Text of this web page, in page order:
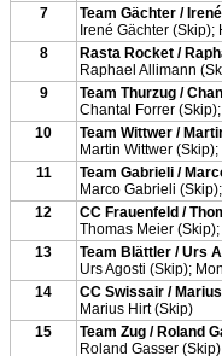
7
Team Gächter /
Irené Gächter
8
Rasta Rocket /
Raphael Allimann
9
Team Thurzug /
Chantal Forrer
10
Team Wittwer /
Martin Wittwer
11
Team Gabrieli /
Marco Gabrieli
12
CC Frauenfeld /
Thomas Meier (Skip);
13
Team Blättler / Urs
Urs Agosti (Skip);
14
CC Swissair /
Marius Hirt (Skip)
15
Team Zug / Roland
Roland Gasser